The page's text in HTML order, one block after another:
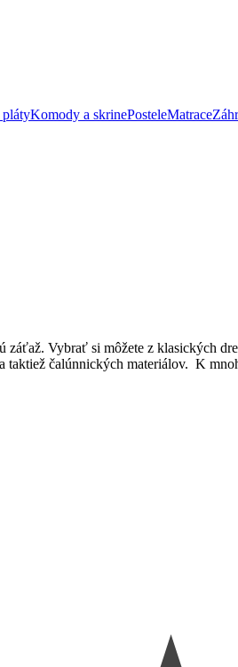
plátyKomody a skrinePosteleMatrace
záťaž. Vybrať si môžete z klasických
taktiež čalúnnických materiálov. K